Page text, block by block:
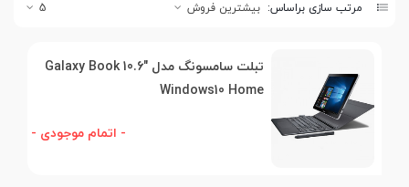
مرتب سازی براساس: بیشترین فروش 5
تبلت سامسونگ مدل Galaxy Book 10.6"
Windows10 Home
- اتمام موجودی -